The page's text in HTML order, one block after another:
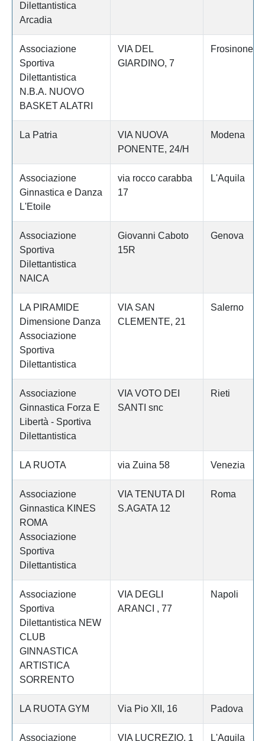
Dilettantistica
Arcadia
Associazione
Sportiva
Dilettantistica
N.B.A. NUOVO
BASKET ALATRI
VIA DEL
GIARDINO, 7
Frosinone
La Patria
VIA NUOVA
PONENTE, 24/H
Modena
Associazione
Ginnastica e Danza
L'Etoile
via rocco carabba
17
L'Aquila
Associazione
Sportiva
Dilettantistica
NAICA
Giovanni Caboto
15R
Genova
LA PIRAMIDE
Dimensione Danza
Associazione
Sportiva
Dilettantistica
VIA SAN
CLEMENTE, 21
Salerno
Associazione
Ginnastica Forza E
Libertà - Sportiva
Dilettantistica
VIA VOTO DEI
SANTI snc
Rieti
LA RUOTA via Zuina 58 Venezia
Associazione
Ginnastica KINES
ROMA
Associazione
Sportiva
Dilettantistica
VIA TENUTA DI
S.AGATA 12
Roma
Associazione
Sportiva
Dilettantistica NEW
CLUB
GINNASTICA
ARTISTICA
SORRENTO
VIA DEGLI
ARANCI , 77
Napoli
LA RUOTA GYM Via Pio XII, 16 Padova
Associazione
VIA LUCREZIO, 1 L'Aquila